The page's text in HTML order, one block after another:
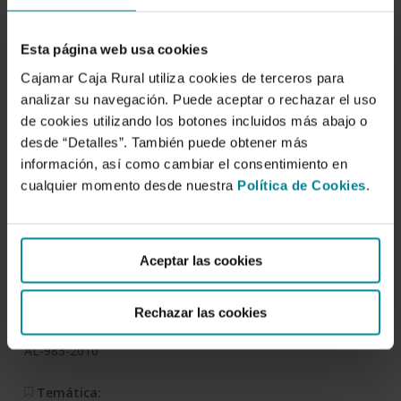
Esta página web usa cookies
Cajamar Caja Rural utiliza cookies de terceros para
analizar su navegación. Puede aceptar o rechazar el uso
de cookies utilizando los botones incluidos más abajo o
desde “Detalles”. También puede obtener más
información, así como cambiar el consentimiento en
cualquier momento desde nuestra Política de Cookies.
Aceptar las cookies
Rechazar las cookies
Descargar
Manejo y técnicas de
cultivo en uva de mesa
apirena
Autor/es:
Fecha de publicación:
4 de diciembre de 2012
AL-983-2010
Temática: